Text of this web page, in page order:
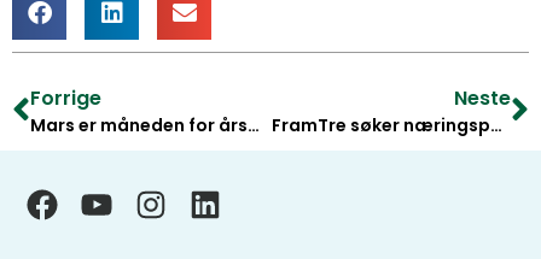
Forrige
Mars er måneden for årsmøter. – God stemning
Neste
FramTre søker næringspolitisk rådgiver